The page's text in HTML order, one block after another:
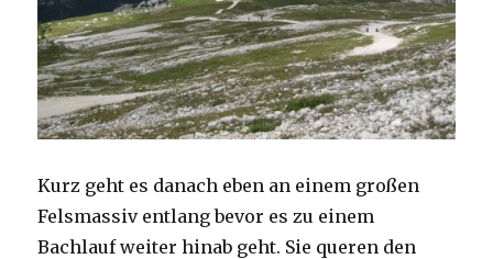
Kurz geht es danach eben an einem großen
Felsmassiv entlang bevor es zu einem
Bachlauf weiter hinab geht. Sie queren den